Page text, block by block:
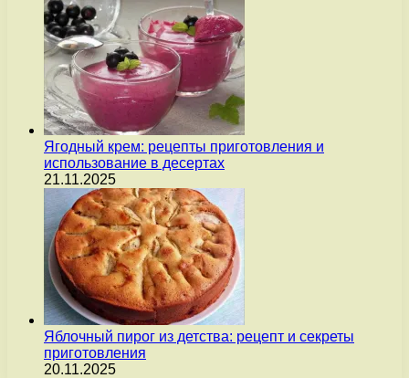
Ягодный крем: рецепты приготовления и
использование в десертах
21.11.2025
Яблочный пирог из детства: рецепт и секреты
приготовления
20.11.2025